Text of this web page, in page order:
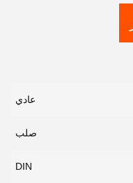
عادي
صلب
DIN